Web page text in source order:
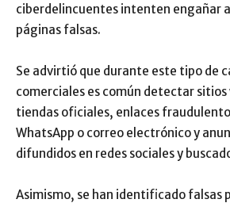
ciberdelincuentes intenten engañar
páginas falsas.
Se advirtió que durante este tipo de
comerciales es común detectar
tiendas oficiales, enlaces
WhatsApp o correo electrónico y
difundidos en redes sociales y
Asimismo, se han identificado falsas